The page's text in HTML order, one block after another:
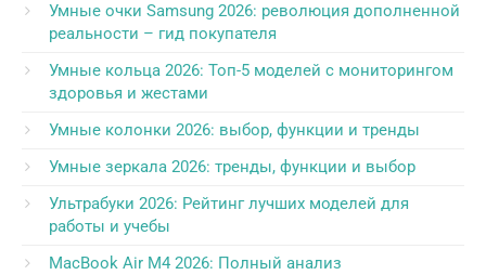
Умные очки Samsung 2026: революция дополненной
реальности – гид покупателя
Умные кольца 2026: Топ-5 моделей с мониторингом
здоровья и жестами
Умные колонки 2026: выбор, функции и тренды
Умные зеркала 2026: тренды, функции и выбор
Ультрабуки 2026: Рейтинг лучших моделей для
работы и учебы
MacBook Air M4 2026: Полный анализ